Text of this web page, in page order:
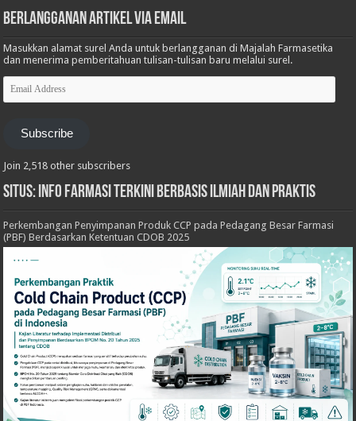
Berlangganan Artikel via Email
Masukkan alamat surel Anda untuk berlangganan di Majalah Farmasetika
dan menerima pemberitahuan tulisan-tulisan baru melalui surel.
Email
Address
Subscribe
Join 2,518 other subscribers
Situs: Info Farmasi Terkini Berbasis Ilmiah dan Praktis
Perkembangan Penyimpanan Produk CCP pada Pedagang Besar Farmasi
(PBF) Berdasarkan Ketentuan CDOB 2025